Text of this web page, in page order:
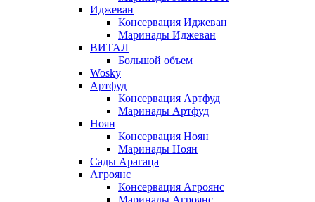
Иджеван
Консервация Иджеван
Маринады Иджеван
ВИТАЛ
Большой объем
Wosky
Артфуд
Консервация Артфуд
Маринады Артфуд
Ноян
Консервация Ноян
Маринады Ноян
Сады Арагаца
Агроянс
Консервация Агроянс
Маринады Агроянс